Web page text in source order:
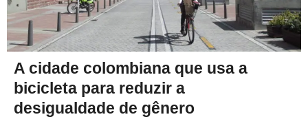
A cidade colombiana que usa a
bicicleta para reduzir a
desigualdade de gênero